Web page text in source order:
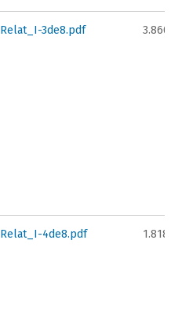
Relat_I-3de8.pdf
Relat_I-4de8.pdf 1.818KB